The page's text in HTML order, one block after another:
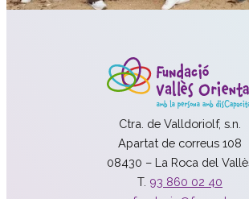
Ctra. de Valldoriolf, s.n.
Apartat de correus 108
08430 – La Roca del
T. 93 860 02 40